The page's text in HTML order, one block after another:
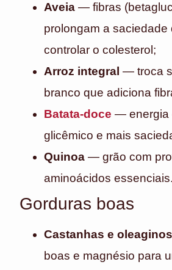
Aveia — fibras
prolongam a saciedade
controlar o colesterol;
Arroz integral — troca
branco que adiciona
Batata-doce — energia
glicêmico e mais
Quinoa — grão com
aminoácidos essenciais.
Gorduras boas
Castanhas e
boas e magnésio para